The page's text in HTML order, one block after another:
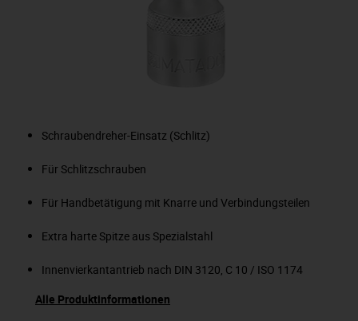
Schraubendreher-Einsatz (Schlitz)
Für Schlitzschrauben
Für Handbetätigung mit Knarre und Verbindungsteilen
Extra harte Spitze aus Spezialstahl
Innenvierkantantrieb nach DIN 3120, C 10 / ISO 1174
Alle Produktinformationen